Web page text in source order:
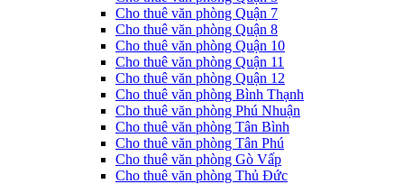
Cho thuê văn phòng Quận 7
Cho thuê văn phòng Quận 8
Cho thuê văn phòng Quận 10
Cho thuê văn phòng Quận 11
Cho thuê văn phòng Quận 12
Cho thuê văn phòng Bình Thạnh
Cho thuê văn phòng Phú Nhuận
Cho thuê văn phòng Tân Bình
Cho thuê văn phòng Tân Phú
Cho thuê văn phòng Gò Vấp
Cho thuê văn phòng Thủ Đức